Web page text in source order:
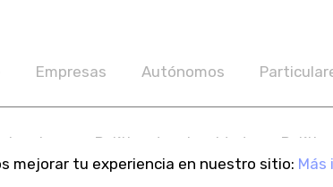
Empresas Autónomos
legales Política de privacidad
denuncia
Privacidad App Caralt i
mejorar tu experiencia en nuestro sitio: Más